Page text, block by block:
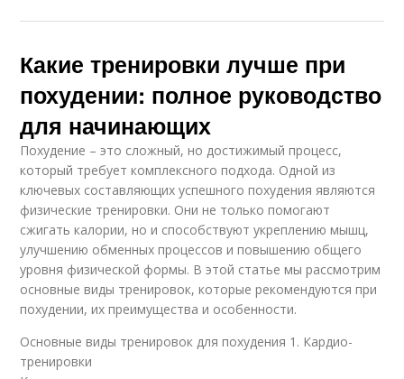
Какие тренировки лучше при
похудении: полное руководство
для начинающих
Похудение – это сложный, но достижимый процесс,
который требует комплексного подхода. Одной из
ключевых составляющих успешного похудения являются
физические тренировки. Они не только помогают
сжигать калории, но и способствуют укреплению мышц,
улучшению обменных процессов и повышению общего
уровня физической формы. В этой статье мы рассмотрим
основные виды тренировок, которые рекомендуются при
похудении, их преимущества и особенности.
Основные виды тренировок для похудения 1. Кардио-
тренировки